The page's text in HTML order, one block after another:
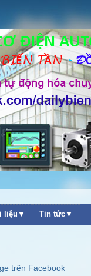
liệu▼ Tin tức▼
trên Facebook
++ Chào mừng quý